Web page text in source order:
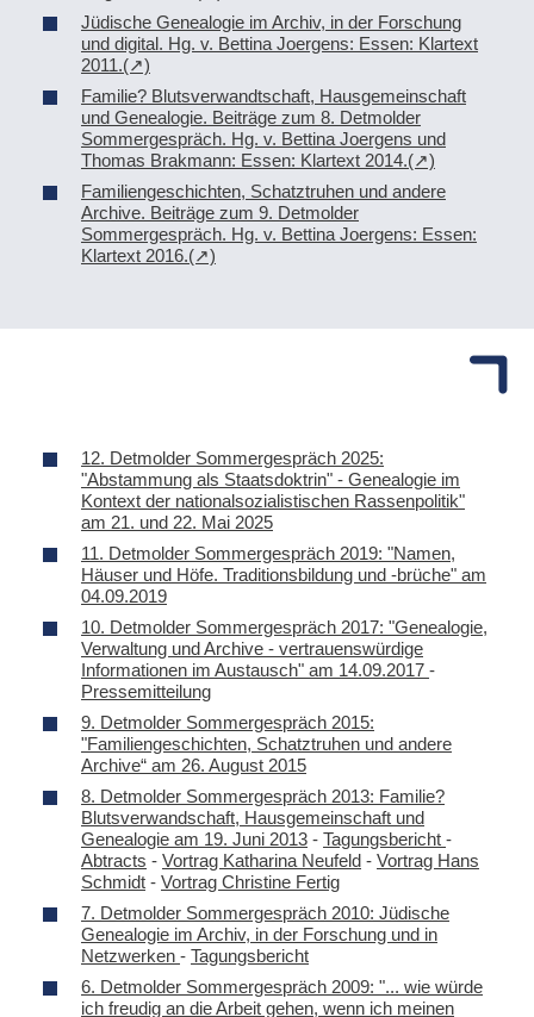
Jüdische Genealogie im Archiv, in der Forschung
und digital. Hg. v. Bettina Joergens: Essen: Klartext
2011.
Familie? Blutsverwandtschaft, Hausgemeinschaft
und Genealogie. Beiträge zum 8. Detmolder
Sommergespräch. Hg. v. Bettina Joergens und
Thomas Brakmann: Essen: Klartext 2014.
Familiengeschichten, Schatztruhen und andere
Archive. Beiträge zum 9. Detmolder
Sommergespräch. Hg. v. Bettina Joergens: Essen:
Klartext 2016.
12. Detmolder Sommergespräch 2025:
"Abstammung als Staatsdoktrin" - Genealogie im
Kontext der nationalsozialistischen Rassenpolitik"
am 21. und 22. Mai 2025
11. Detmolder Sommergespräch 2019: "Namen,
Häuser und Höfe. Traditionsbildung und -brüche" am
04.09.2019
10. Detmolder Sommergespräch 2017: "Genealogie,
Verwaltung und Archive - vertrauenswürdige
Informationen im Austausch" am 14.09.2017 -
Pressemitteilung
9. Detmolder Sommergespräch 2015:
"Familiengeschichten, Schatztruhen und andere
Archive“ am 26. August 2015
8. Detmolder Sommergespräch 2013: Familie?
Blutsverwandschaft, Hausgemeinschaft und
Genealogie am 19. Juni 2013 - Tagungsbericht -
Abtracts - Vortrag Katharina Neufeld - Vortrag Hans
Schmidt - Vortrag Christine Fertig
7. Detmolder Sommergespräch 2010: Jüdische
Genealogie im Archiv, in der Forschung und in
Netzwerken - Tagungsbericht
6. Detmolder Sommergespräch 2009: "... wie würde
ich freudig an die Arbeit gehen, wenn ich meinen